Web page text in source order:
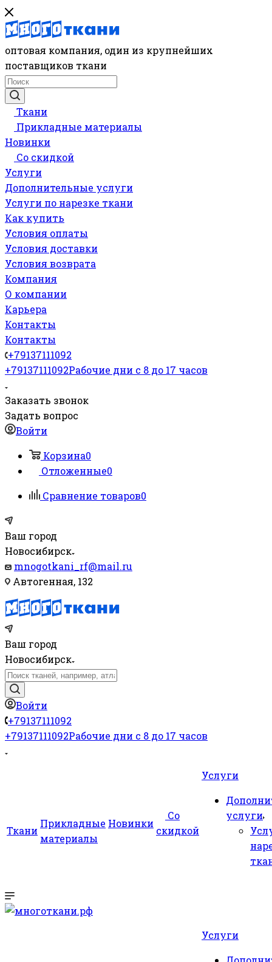
оптовая компания, один из крупнейших
поставщиков ткани
Ткани
Прикладные материалы
Новинки
Со скидкой
Услуги
Дополнительные услуги
Услуги по нарезке ткани
Как купить
Условия оплаты
Условия доставки
Условия возврата
Компания
О компании
Карьера
Контакты
Контакты
+79137111092
+79137111092Рабочие дни с 8 до 17 часов
Заказать звонок
Задать вопрос
Войти
Корзина0
Отложенные0
Сравнение товаров0
Ваш город
Новосибирск
mnogotkani_rf@mail.ru
Автогенная, 132
Ваш город
Новосибирск
Войти
+79137111092
+79137111092Рабочие дни с 8 до 17 часов
Ткани
Прикладные
материалы
Новинки
Со
скидкой
Услуги
услуги
Услуги